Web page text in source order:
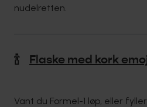
nudelretten.
🍾 Flaske med kork
Vant du Formel-1 løp, eller